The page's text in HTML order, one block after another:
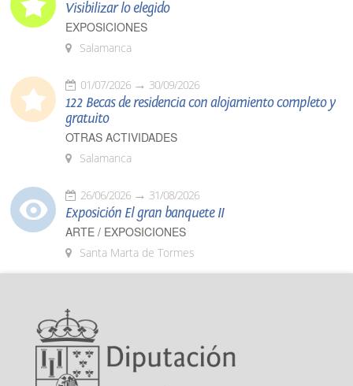
Visibilizar lo elegido
EXPOSICIONES
Salamanca
01/07/2026 30/09/2026
122 Becas de residencia con alojamiento completo y
gratuito
OTRAS ACTIVIDADES
Salamanca
26/06/2026 31/08/2026
Exposición El gran banquete II
ARTE / EXPOSICIONES
Santa Marta de Tormes